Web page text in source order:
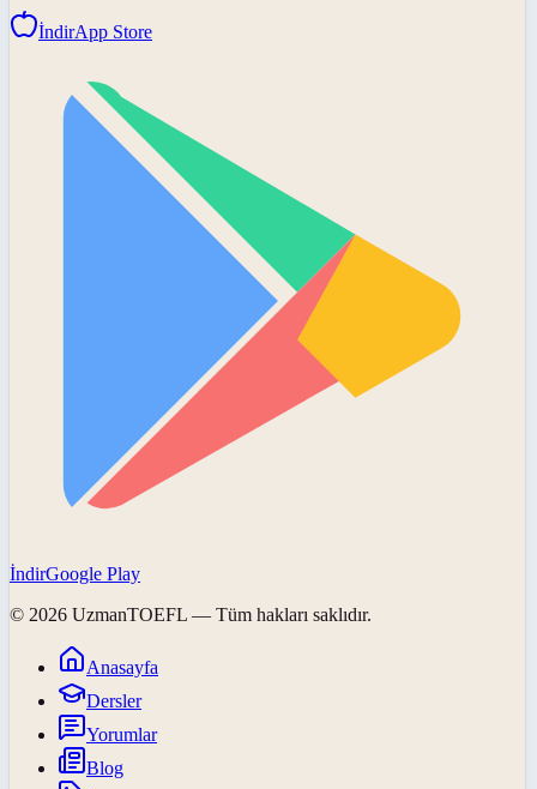
İndirApp Store
İndirGoogle Play
© 2026 UzmanTOEFL — Tüm hakları saklıdır.
Anasayfa
Dersler
Yorumlar
Blog